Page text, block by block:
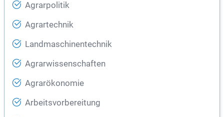
Agrarpolitik
Agrartechnik
Landmaschinentechnik
Agrarwissenschaften
Agrarökonomie
Arbeitsvorbereitung